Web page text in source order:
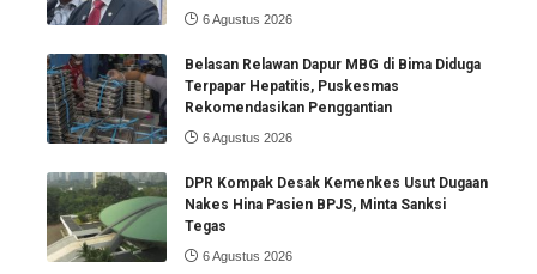
6 Agustus 2026
Belasan Relawan Dapur MBG di Bima Diduga
Terpapar Hepatitis, Puskesmas
Rekomendasikan Penggantian
6 Agustus 2026
DPR Kompak Desak Kemenkes Usut Dugaan
Nakes Hina Pasien BPJS, Minta Sanksi
Tegas
6 Agustus 2026